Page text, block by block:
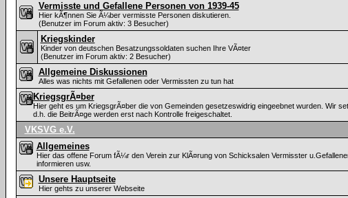
Vermisste und Gefallene Personen von 1939-45
Hier kÃ¶nnen Sie Ã¼ber vermisste Personen diskutieren.
(Benutzer im Forum aktiv: 3 Besucher)
Kriegskinder
Kinder von deutschen Besatzungssoldaten suchen Ihre VÃ¤ter
(Benutzer im Forum aktiv: 2 Besucher)
Allgemeine Diskussionen
Alles was nichts mit Gefallenen oder Vermissten zu tun hat
KriegsgrÃ¤ber
Hier geht es um KriegsgrÃ¤ber die von Gemeinden gesetzeswidrig eingeebnet wurden. Wir
d.h. die BeitrÃ¤ge werden erst nach Kontrolle freigeschaltet.
VKSVG e.V.
Allgemeines
Hier das offene Forum fÃ¼r den Verein zur KlÃ¤rung von Schicksalen Vermisster
informieren usw.
Unsere Hauptseite
Hier gehts zu unserer Webseite